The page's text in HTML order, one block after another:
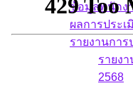
ข้อมูลพนักง
ผลการประ
รายงานการ
รายง
2568